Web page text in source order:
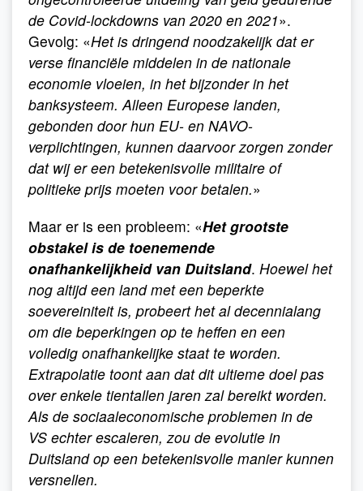
de Covid-lockdowns van 2020 en 2021».
Gevolg: «Het is dringend noodzakelijk dat er
verse financiële middelen in de nationale
economie vloeien, in het bijzonder in het
banksysteem. Alleen Europese landen,
gebonden door hun EU- en NAVO-
verplichtingen, kunnen daarvoor zorgen zonder
dat wij er een betekenisvolle militaire of
politieke prijs moeten voor betalen.»
Maar er is een probleem: «Het grootste
obstakel is de toenemende
onafhankelijkheid van Duitsland. Hoewel het
nog altijd een land met een beperkte
soevereiniteit is, probeert het al decennialang
om die beperkingen op te heffen en een
volledig onafhankelijke staat te worden.
Extrapolatie toont aan dat dit ultieme doel pas
over enkele tientallen jaren zal bereikt worden.
Als de sociaaleconomische problemen in de
VS echter escaleren, zou de evolutie in
Duitsland op een betekenisvolle manier kunnen
versnellen.